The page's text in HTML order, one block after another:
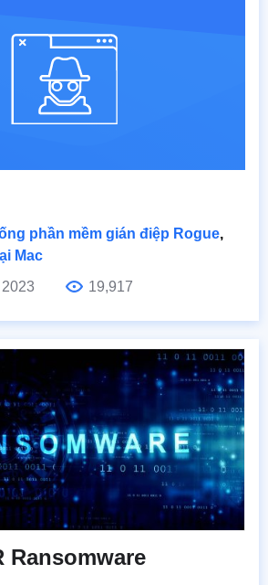
phần mềm gián điệp Rogue,
Mac
19,917
Ransomware